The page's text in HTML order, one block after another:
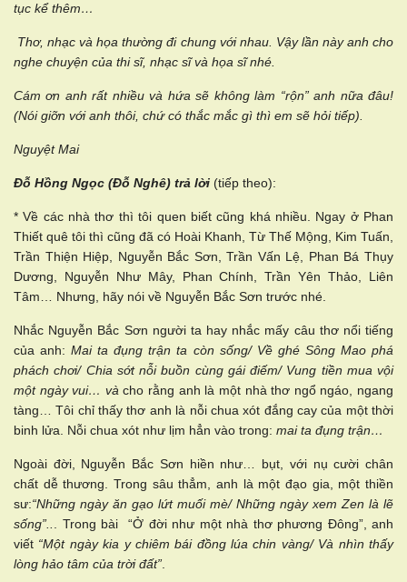
tục kể thêm…
Thơ, nhạc và họa thường đi chung với nhau. Vậy lần này anh cho
nghe chuyện của thi sĩ, nhạc sĩ và họa sĩ nhé.
Cám ơn anh rất nhiều và hứa sẽ không làm “rộn” anh nữa đâu!
(Nói giỡn với anh thôi, chứ có thắc mắc gì thì em sẽ hỏi tiếp).
Nguyệt Mai
Đỗ Hồng Ngọc (Đỗ Nghê) trả lời (tiếp theo):
* Về các nhà thơ thì tôi quen biết cũng khá nhiều. Ngay ở Phan
Thiết quê tôi thì cũng đã có Hoài Khanh, Từ Thế Mộng, Kim Tuấn,
Trần Thiện Hiệp, Nguyễn Bắc Sơn, Trần Vấn Lệ, Phan Bá Thụy
Dương, Nguyễn Như Mây, Phan Chính, Trần Yên Thảo, Liên
Tâm… Nhưng, hãy nói về Nguyễn Bắc Sơn trước nhé.
Nhắc Nguyễn Bắc Sơn người ta hay nhắc mấy câu thơ nổi tiếng
của anh:Mai ta đụng trận ta còn sống/ Về ghé Sông Mao phá
phách chơi/ Chia sớt nỗi buồn cùng gái điếm/ Vung tiền mua vội
một ngày vui… và cho rằng anh là một nhà thơ ngổ ngáo, ngang
tàng… Tôi chỉ thấy thơ anh là nỗi chua xót đắng cay của một thời
binh lửa. Nỗi chua xót như lịm hẳn vào trong: mai ta đụng trận…
Ngoài đời, Nguyễn Bắc Sơn hiền như… bụt, với nụ cười chân
chất dễ thương. Trong sâu thẳm, anh là một đạo gia, một thiền
sư:“Những ngày ăn gạo lứt muối mè/ Những ngày xem Zen là lẽ
sống”..
. Trong bài “Ở đời như một nhà thơ phương Đông”, anh
viết “Một ngày kia y chiêm bái đồng lúa chin vàng/ Và nhìn thấy
lòng hảo tâm của trời đất”